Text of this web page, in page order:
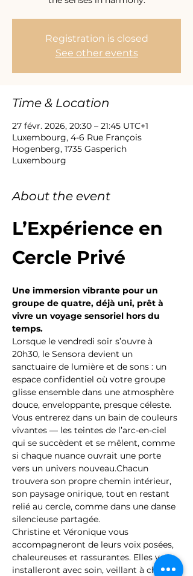
Registration is closed
See other events
Time & Location
27 févr. 2026, 20:30 – 21:45 UTC+1
Luxembourg, 4-6 Rue François
Hogenberg, 1735 Gasperich
Luxembourg
About the event
L’Expérience en
Cercle Privé
Une immersion vibrante pour un
groupe de quatre, déjà uni, prêt à
vivre un voyage sensoriel hors du
temps.
Lorsque le vendredi soir s’ouvre à
20h30, le Sensora devient un
sanctuaire de lumière et de sons : un
espace confidentiel où votre groupe
glisse ensemble dans une atmosphère
douce, enveloppante, presque céleste.
Vous entrerez dans un bain de couleurs
vivantes — les teintes de l’arc-en-ciel
qui se succèdent et se mêlent, comme
si chaque nuance ouvrait une porte
vers un univers nouveau.Chacun
trouvera son propre chemin intérieur,
son paysage onirique, tout en restant
relié au cercle, comme dans une danse
silencieuse partagée.
Christine et Véronique vous
accompagneront de leurs voix posées,
chaleureuses et rassurantes. Elles vous
installeront avec soin, veillant à chaque